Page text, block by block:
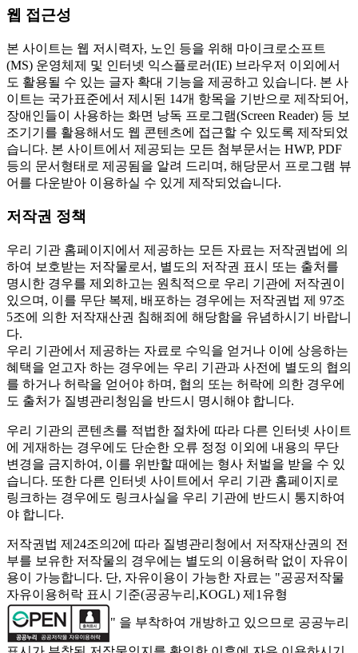
웹 접근성
본 사이트는 웹 저시력자, 노인 등을 위해 마이크로소프트
(MS) 운영체제 및 인터넷 익스플로러(IE) 브라우저 이외에서
도 활용될 수 있는 글자 확대 기능을 제공하고 있습니다. 본 사
이트는 국가표준에서 제시된 14개 항목을 기반으로 제작되어,
장애인들이 사용하는 화면 낭독 프로그램(Screen Reader) 등 보
조기기를 활용해서도 웹 콘텐츠에 접근할 수 있도록 제작되었
습니다. 본 사이트에서 제공되는 모든 첨부문서는 HWP, PDF
등의 문서형태로 제공됨을 알려 드리며, 해당문서 프로그램 뷰
어를 다운받아 이용하실 수 있게 제작되었습니다.
저작권 정책
우리 기관 홈페이지에서 제공하는 모든 자료는 저작권법에 의
하여 보호받는 저작물로서, 별도의 저작권 표시 또는 출처를
명시한 경우를 제외하고는 원칙적으로 우리 기관에 저작권이
있으며, 이를 무단 복제, 배포하는 경우에는 저작권법 제 97조
5조에 의한 저작재산권 침해죄에 해당함을 유념하시기 바랍니
다.
우리 기관에서 제공하는 자료로 수익을 얻거나 이에 상응하는
혜택을 얻고자 하는 경우에는 우리 기관과 사전에 별도의 협의
를 하거나 허락을 얻어야 하며, 협의 또는 허락에 의한 경우에
도 출처가 질병관리청임을 반드시 명시해야 합니다.
우리 기관의 콘텐츠를 적법한 절차에 따라 다른 인터넷 사이트
에 게재하는 경우에도 단순한 오류 정정 이외에 내용의 무단
변경을 금지하여, 이를 위반할 때에는 형사 처벌을 받을 수 있
습니다. 또한 다른 인터넷 사이트에서 우리 기관 홈페이지로
링크하는 경우에도 링크사실을 우리 기관에 반드시 통지하여
야 합니다.
저작권법 제24조의2에 따라 질병관리청에서 저작재산권의 전
부를 보유한 저작물의 경우에는 별도의 이용허락 없이 자유이
용이 가능합니다. 단, 자유이용이 가능한 자료는 "공공저작물
자유이용허락 표시 기준(공공누리,KOGL) 제1유형
" 을 부착하여 개방하고 있으므로 공공누리